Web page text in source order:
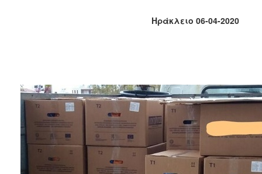
Παιδιών
(Κ.Δ.Α.Π.)
Κέντρα
Ημερήσιας
Φροντίδας
Ηλικιωμένων
(Κ.Η.Φ.Η.)
Ηράκλειο 06-04-2020